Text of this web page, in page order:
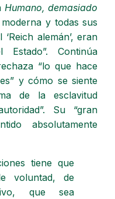
Humano, demasiado
y todas sus
alemán’, eran
Continúa
“lo que hace
y cómo se siente
de la esclavitud
Su “gran
absolutamente
tiene que
voluntad, de
que sea